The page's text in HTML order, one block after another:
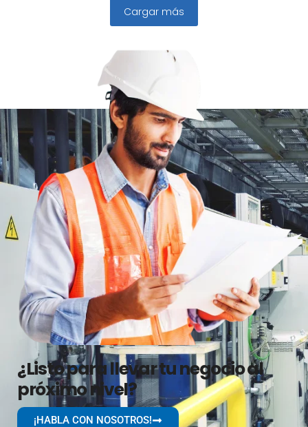
Cargar más
¿Listo para llevar tu negocio al
próximo nivel?
¡HABLA CON NOSOTROS!